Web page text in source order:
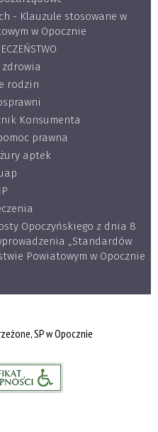
- Klauzule stosowane w
w Opocznie
zdrowia
rodzin
Konsumenta
prawna
aptek
Opoczyńskiego z dnia 8
„Standardów
Powiatowym w Opocznie
SP w Opocznie